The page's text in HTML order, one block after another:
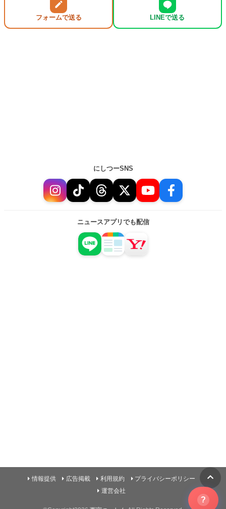
フォームで送る LINEで送る
にしつーSNS
ニュースアプリでも配信
情報提供 広告掲載 利用規約
プライバシーポリシー
運営会社
?